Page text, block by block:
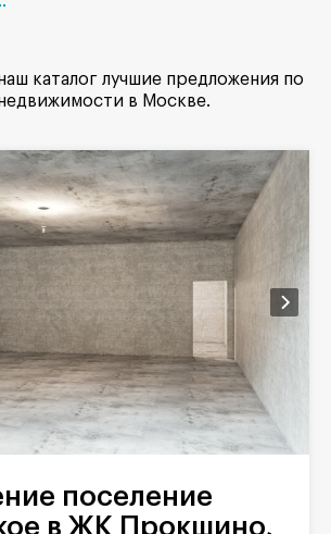
каталог лучшие предложения по
в Москве.
в ЖК Прокшино,